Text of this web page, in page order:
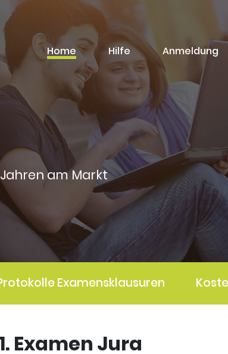
Home Hilfe Anmeldung
am Markt
Examensklausuren
Examen Jura